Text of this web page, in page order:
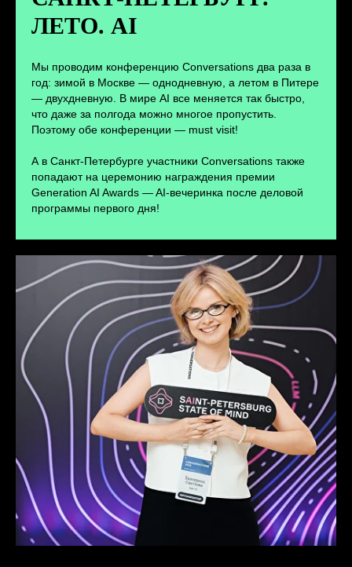
ЛЕТО. AI
Мы проводим конференцию Conversations два раза в
год: зимой в Москве — однодневную, а летом в Питере
— двухдневную. В мире AI все меняется так быстро,
что даже за полгода можно многое пропустить.
Поэтому обе конференции — must visit!
А в Санкт-Петербурге участники Conversations также
попадают на церемонию награждения премии
Generation AI Awards — AI-вечеринка после деловой
программы первого дня!